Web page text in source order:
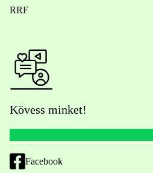
RRF
Kövess minket!
Facebook